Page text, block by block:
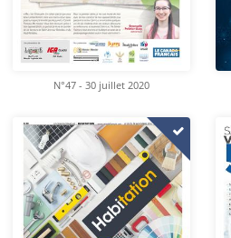
N°47 - 30 juillet 2020